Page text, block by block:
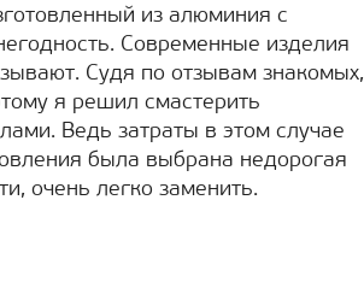
из алюминия с
Современные изделия
Судя по отзывам знакомых,
я решил смастерить
Ведь затраты в этом случае
была выбрана недорогая
очень легко заменить.